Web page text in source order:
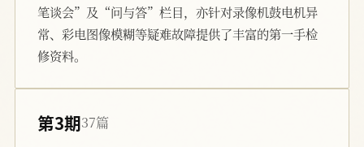
笔谈会”及“问与答”栏目，亦针对录像机鼓电机异
常、彩电图像模糊等疑难故障提供了丰富的第一手检
修资料。
第3期37篇